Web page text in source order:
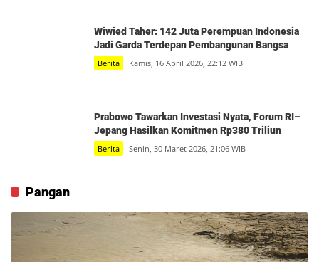
Wiwied Taher: 142 Juta Perempuan Indonesia
Jadi Garda Terdepan Pembangunan Bangsa
Berita Kamis, 16 April 2026, 22:12 WIB
Prabowo Tawarkan Investasi Nyata, Forum RI–
Jepang Hasilkan Komitmen Rp380 Triliun
Berita Senin, 30 Maret 2026, 21:06 WIB
Pangan